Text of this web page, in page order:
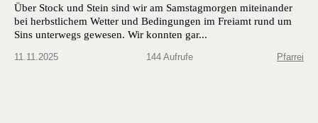
Über Stock und Stein sind wir am Sam­stag­mor­gen miteinan­der
bei herb­stlichem Wet­ter und Bedin­gun­gen im Freiamt rund um
Sins unter­wegs gewe­sen. Wir kon­nten gar...
11.11.2025 144 Aufrufe Pfarrei